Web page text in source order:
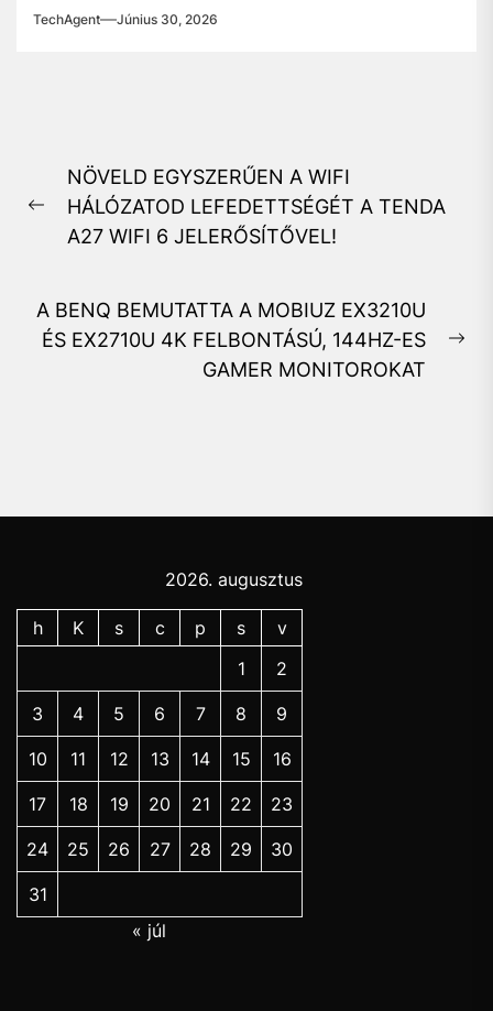
TechAgent Június 30, 2026
Bejegyzés
navigáció
Previous
post:
NÖVELD EGYSZERŰEN A WIFI
HÁLÓZATOD LEFEDETTSÉGÉT A TENDA
A27 WIFI 6 JELERŐSÍTŐVEL!
A BENQ BEMUTATTA A MOBIUZ EX3210U
ÉS EX2710U 4K FELBONTÁSÚ, 144HZ-ES
GAMER MONITOROKAT
2026. augusztus
h K s c p s
v
1
2
3 4 5 6 7 8 9
10 11 12 13 14 15 16
17 18 19 20 21 22 23
24 25 26 27 28 29 30
31
« júl